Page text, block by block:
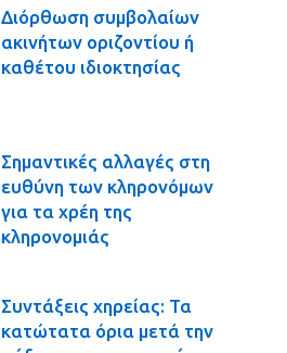
Διόρθωση συμβολαίων
ακινήτων οριζοντίου ή
καθέτου ιδιοκτησίας
Σημαντικές αλλαγές στη
ευθύνη των κληρονόμων
για τα χρέη της
κληρονομιάς
Συντάξεις χηρείας: Τα
κατώτατα όρια μετά την